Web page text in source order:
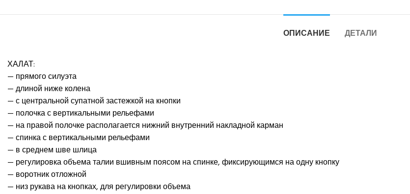
ОПИСАНИЕ ДЕТАЛИ
ХАЛАТ:
— прямого силуэта
— длиной ниже колена
— с центральной супатной застежкой на кнопки
— полочка с вертикальными рельефами
— на правой полочке располагается нижний внутренний накладной карман
— спинка с вертикальными рельефами
— в среднем шве шлица
— регулировка объема талии вшивным поясом на спинке, фиксирующимся на одну кнопку
— воротник отложной
— низ рукава на кнопках, для регулировки объема